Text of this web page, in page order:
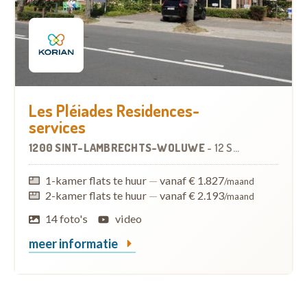
Les Pléiades Residences-
services
1200 SINT-LAMBRECHTS-WOLUWE - 12 SERVICEFLATS
1-kamer flats te huur — vanaf € 1.827/maand
2-kamer flats te huur — vanaf € 2.193/maand
14 foto's video
meer informatie